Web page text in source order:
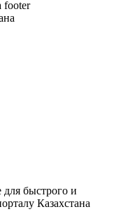
быстрого и
Казахстана